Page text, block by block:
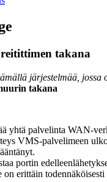
takana
järjestelmää, jossa
takana
yhtä palvelinta WAN-
VMS-palvelimeen
portin
on erittäin